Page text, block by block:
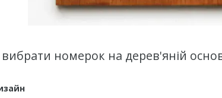
номерок на дерев'яній